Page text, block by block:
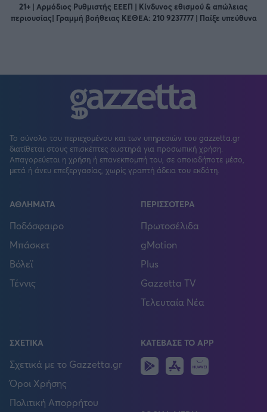
21+ | Αρμόδιος Ρυθμιστής ΕΕΕΠ | Κίνδυνος εθισμού & απώλειας
περιουσίας| Γραμμή βοήθειας ΚΕΘΕΑ: 210 9237777 | Παίξε υπεύθυνα
Το σύνολο του περιεχομένου και των υπηρεσιών του gazzetta.gr
διατίθεται στους επισκέπτες αυστηρά για προσωπική χρήση.
Απαγορεύεται η χρήση ή επανεκπομπή του, σε οποιοδήποτε μέσο,
μετά ή άνευ επεξεργασίας, χωρίς γραπτή άδεια του εκδότη.
ΑΘΛΗΜΑΤΑ
Ποδόσφαιρο
Μπάσκετ
Βόλεϊ
Τέννις
ΠΕΡΙΣΣΟΤΕΡΑ
Πρωτοσέλιδα
gMotion
Plus
Gazzetta TV
Τελευταία Νέα
ΣΧΕΤΙΚΑ
Σχετικά με το Gazzetta.gr
Όροι Χρήσης
Πολιτική Απορρήτου
ΚΑΤΕΒΑΣΕ ΤΟ APP
Android
IOS